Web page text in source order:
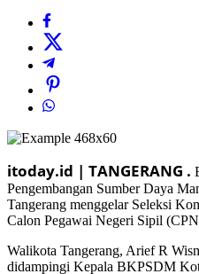
itoday.id | TANGERANG .
Pengembangan Sumber Daya
Tangerang menggelar Seleksi
Calon Pegawai Negeri Sipil
Walikota Tangerang, Arief R
didampingi Kepala BKPSDM